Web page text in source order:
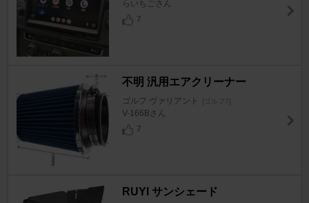
らいちごさん
7
不明 汎用エアクリーナー
ゴルフ ヴァリアント [ゴルフ7]
V-166Bさん
7
RUYI サンシェード